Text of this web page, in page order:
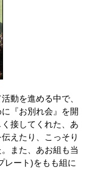
動を進める中で、
『お別れ会』を開
接してくれた、あ
えたり、こっそり
また、あお組も当
レート )をもも組に